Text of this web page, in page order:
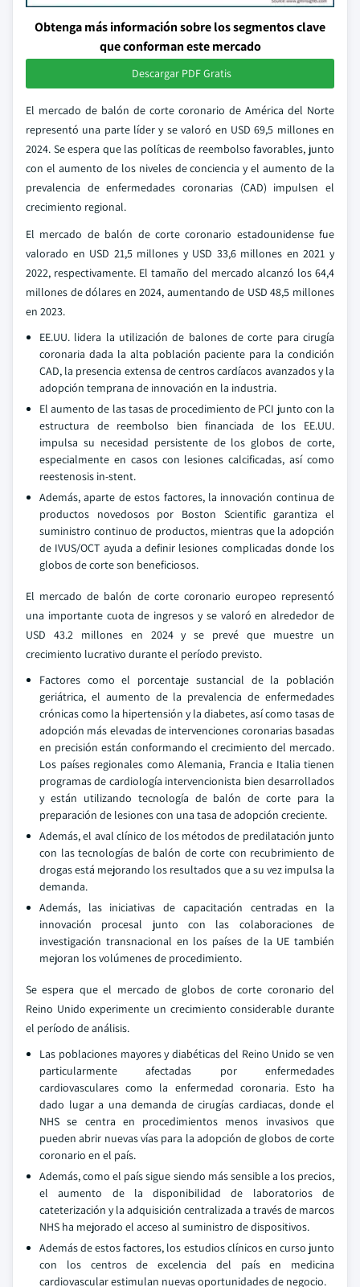
Obtenga más información sobre los segmentos clave
que conforman este mercado
Descargar PDF Gratis
El mercado de balón de corte coronario de América del Norte
representó una parte líder y se valoró en USD 69,5 millones en
2024. Se espera que las políticas de reembolso favorables, junto
con el aumento de los niveles de conciencia y el aumento de la
prevalencia de enfermedades coronarias (CAD) impulsen el
crecimiento regional.
El mercado de balón de corte coronario estadounidense fue
valorado en USD 21,5 millones y USD 33,6 millones en 2021 y
2022, respectivamente. El tamaño del mercado alcanzó los 64,4
millones de dólares en 2024, aumentando de USD 48,5 millones
en 2023.
EE.UU. lidera la utilización de balones de corte para cirugía
coronaria dada la alta población paciente para la condición
CAD, la presencia extensa de centros cardíacos avanzados y la
adopción temprana de innovación en la industria.
El aumento de las tasas de procedimiento de PCI junto con la
estructura de reembolso bien financiada de los EE.UU.
impulsa su necesidad persistente de los globos de corte,
especialmente en casos con lesiones calcificadas, así como
reestenosis in-stent.
Además, aparte de estos factores, la innovación continua de
productos novedosos por Boston Scientific garantiza el
suministro continuo de productos, mientras que la adopción
de IVUS/OCT ayuda a definir lesiones complicadas donde los
globos de corte son beneficiosos.
El mercado de balón de corte coronario europeo representó
una importante cuota de ingresos y se valoró en alrededor de
USD 43.2 millones en 2024 y se prevé que muestre un
crecimiento lucrativo durante el período previsto.
Factores como el porcentaje sustancial de la población
geriátrica, el aumento de la prevalencia de enfermedades
crónicas como la hipertensión y la diabetes, así como tasas de
adopción más elevadas de intervenciones coronarias basadas
en precisión están conformando el crecimiento del mercado.
Los países regionales como Alemania, Francia e Italia tienen
programas de cardiología intervencionista bien desarrollados
y están utilizando tecnología de balón de corte para la
preparación de lesiones con una tasa de adopción creciente.
Además, el aval clínico de los métodos de predilatación junto
con las tecnologías de balón de corte con recubrimiento de
drogas está mejorando los resultados que a su vez impulsa la
demanda.
Además, las iniciativas de capacitación centradas en la
innovación procesal junto con las colaboraciones de
investigación transnacional en los países de la UE también
mejoran los volúmenes de procedimiento.
Se espera que el mercado de globos de corte coronario del
Reino Unido experimente un crecimiento considerable durante
el período de análisis.
Las poblaciones mayores y diabéticas del Reino Unido se ven
particularmente afectadas por enfermedades
cardiovasculares como la enfermedad coronaria. Esto ha
dado lugar a una demanda de cirugías cardiacas, donde el
NHS se centra en procedimientos menos invasivos que
pueden abrir nuevas vías para la adopción de globos de corte
coronario en el país.
Además, como el país sigue siendo más sensible a los precios,
el aumento de la disponibilidad de laboratorios de
cateterización y la adquisición centralizada a través de marcos
NHS ha mejorado el acceso al suministro de dispositivos.
Además de estos factores, los estudios clínicos en curso junto
con los centros de excelencia del país en medicina
cardiovascular estimulan nuevas oportunidades de negocio.